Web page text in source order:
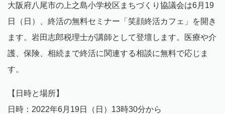
大阪府八尾市の上之島小学校区まちづくり協議会は6月19
日（日）、終活の無料セミナー「笑顔終活カフェ」を開き
ます。岩田志郎税理士が講師として登壇します。医療や介
護、保険、相続まで終活に関連する相談に無料で応じま
す。
【日時と場所】
日時：2022年6月19日（日）13時30分から